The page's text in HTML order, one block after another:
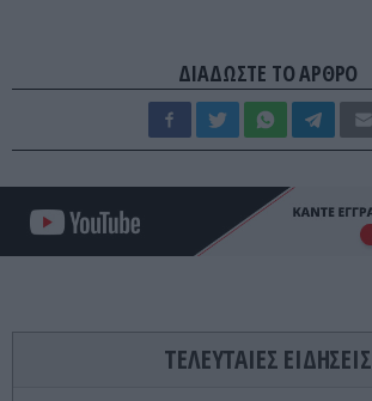
ΔΙΑΔΩΣΤΕ ΤΟ ΑΡΘΡΟ
ΤΕΛΕΥΤΑΙΕΣ ΕΙΔΗΣΕΙΣ